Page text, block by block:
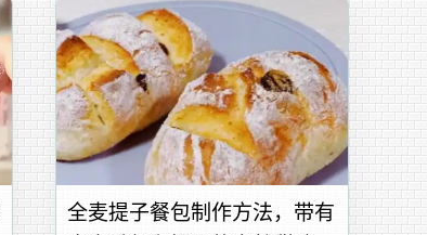
全麦提子餐包制作方法，带有